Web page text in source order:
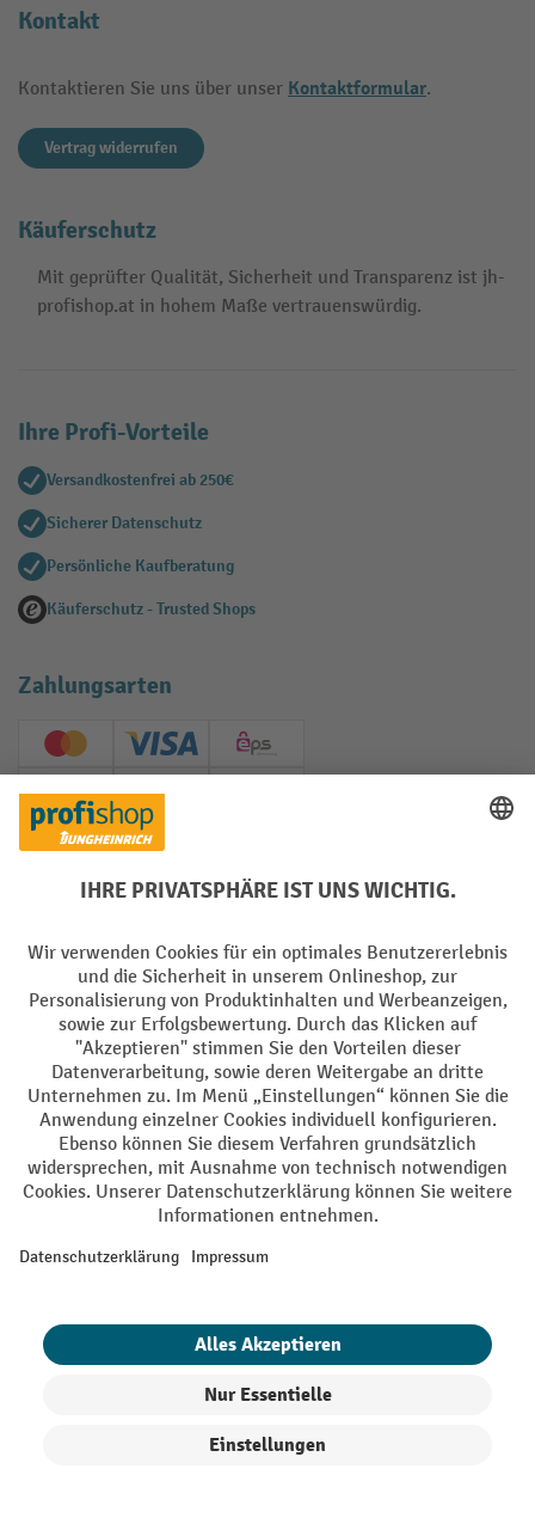
Kontakt
Kontaktieren Sie uns über unser Kontaktformular.
Vertrag widerrufen
Käuferschutz
Mit geprüfter Qualität, Sicherheit und Transparenz ist jh-
profishop.at in hohem Maße vertrauenswürdig.
Ihre Profi-Vorteile
Versandkostenfrei ab 250€
Sicherer Datenschutz
Persönliche Kaufberatung
Käuferschutz - Trusted Shops
Zahlungsarten
Creditcard (Master)Creditcard (Visa)
EPS
PayPal
Soziale Netzwerke
Impressum Datenschutz
Barrierefreiheit Privacy Settings
Alle Preise exkl. gesetzl. Mehrwertsteuer zzgl.Versandkostenund ggf.
Nachnahmegebühren, wenn nicht anders angegeben.
¹ Der Rabatt gilt so lange der Vorrat reicht. Der Rabatt gilt nicht auf
oder Gutscheinen ist nicht möglich. | ² Der Rabatt wird einmalig bei
eingelöst werden. Die Höhe des Rabatts variiert je nach
Produktkategorie und beträgt bis zu 10 % (10 % auf Lager, Umwelt,
Heben | 7% auf Büro). Ausgenommen sind Elektro-Hubwagen,
Ausschluss von Werkzeug. Gilt nicht auf Sonderpreise. Kombination